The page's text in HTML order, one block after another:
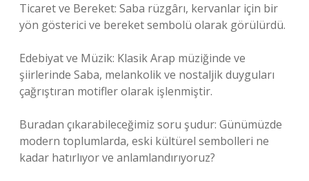
Ticaret ve Bereket: Saba rüzgârı, kervanlar için bir
yön gösterici ve bereket sembolü olarak görülürdü.
Edebiyat ve Müzik: Klasik Arap müziğinde ve
şiirlerinde Saba, melankolik ve nostaljik duyguları
çağrıştıran motifler olarak işlenmiştir.
Buradan çıkarabileceğimiz soru şudur: Günümüzde
modern toplumlarda, eski kültürel sembolleri ne
kadar hatırlıyor ve anlamlandırıyoruz?